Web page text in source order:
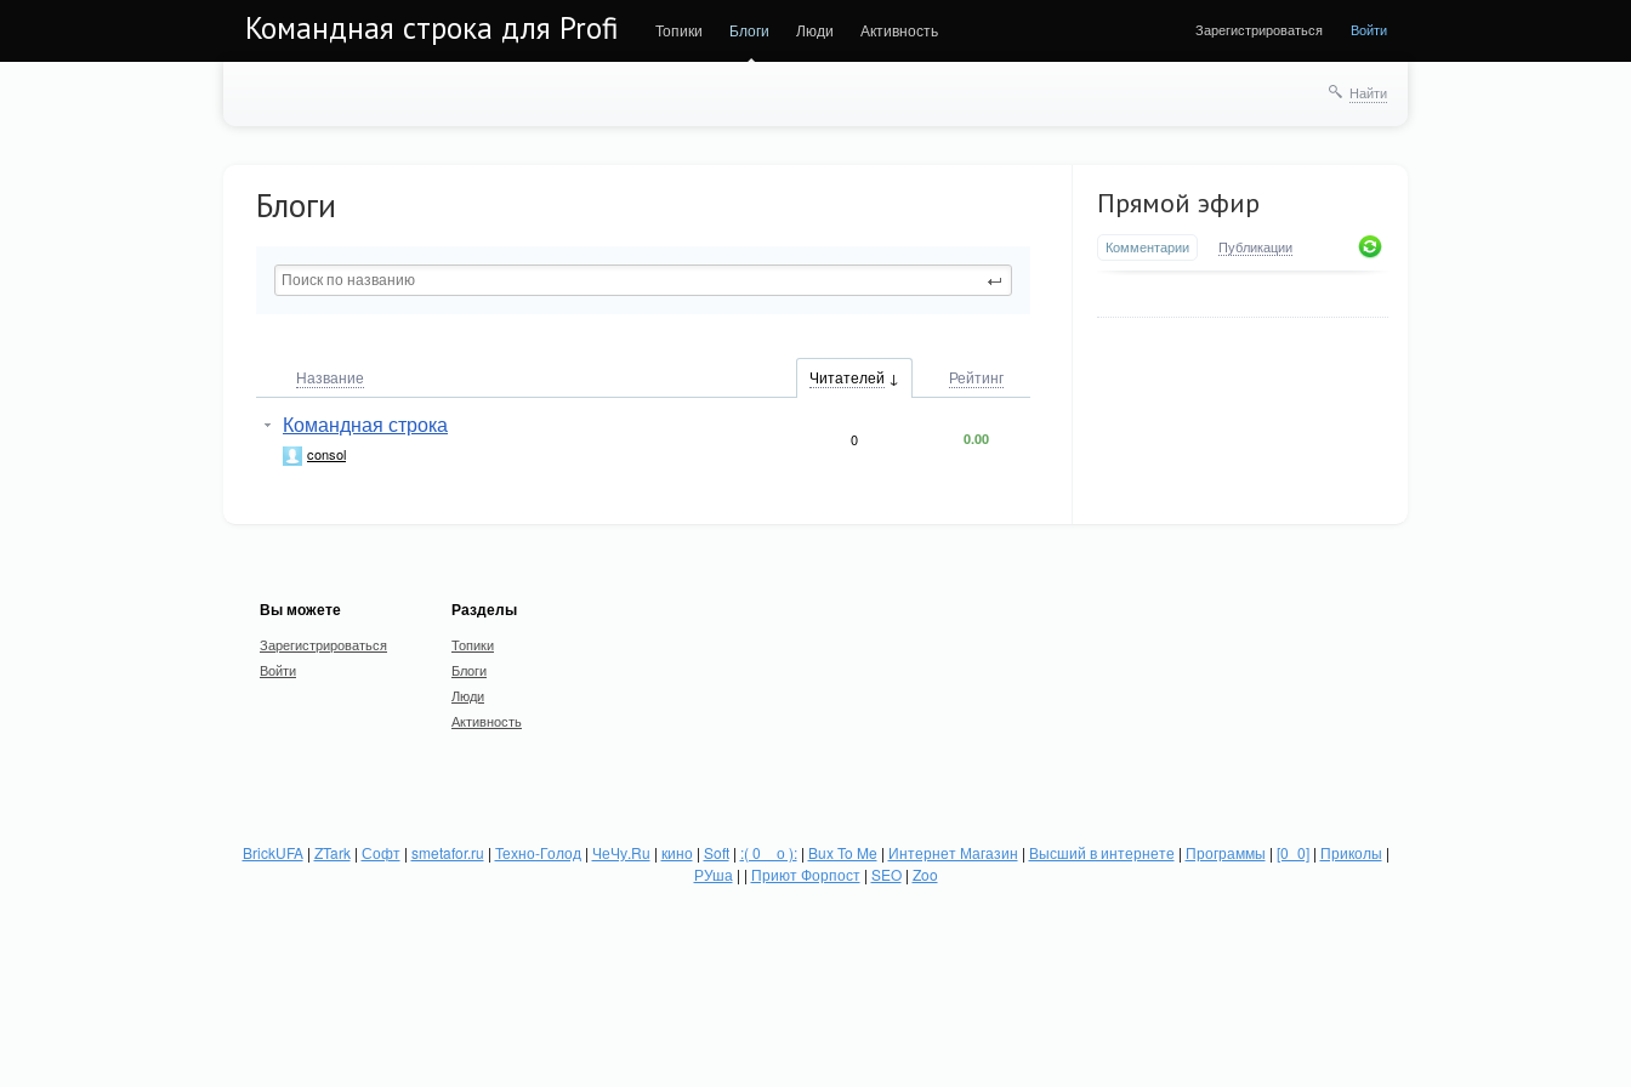
Командная строка для Profi Топики Блоги Люди Активность Зарегистрироваться Войти
Найти
Прямой эфир
Комментарии Публикации
Блоги
Название Читателей Рейтинг
Командная строка
consol
0 0.00
Вы можете
Зарегистрироваться
Войти
Разделы
Топики
Блоги
Люди
Активность
BrickUFA| ZTark| Софт| smetafor.ru | Техно-Голод | ЧеЧу.Ru | кино| Soft| :( 0 _ о ):| Bux To Me | Интернет Магазин | Высший в интернете | Программы | [0_0]| Приколы |
РУша | | Приют Форпост| SEO| Zoo